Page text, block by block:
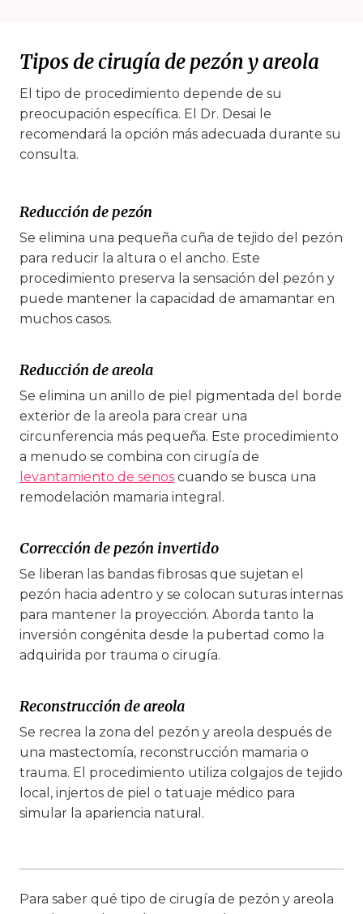
Tipos de cirugía de pezón y areola
El tipo de procedimiento depende de su
preocupación específica. El Dr. Desai le
recomendará la opción más adecuada durante su
consulta.
Reducción de pezón
Se elimina una pequeña cuña de tejido del pezón
para reducir la altura o el ancho. Este
procedimiento preserva la sensación del pezón y
puede mantener la capacidad de amamantar en
muchos casos.
Reducción de areola
Se elimina un anillo de piel pigmentada del borde
exterior de la areola para crear una
circunferencia más pequeña. Este procedimiento
a menudo se combina con cirugía de
levantamiento de senos cuando se busca una
remodelación mamaria integral.
Corrección de pezón invertido
Se liberan las bandas fibrosas que sujetan el
pezón hacia adentro y se colocan suturas internas
para mantener la proyección. Aborda tanto la
inversión congénita desde la pubertad como la
adquirida por trauma o cirugía.
Reconstrucción de areola
Se recrea la zona del pezón y areola después de
una mastectomía, reconstrucción mamaria o
trauma. El procedimiento utiliza colgajos de tejido
local, injertos de piel o tatuaje médico para
simular la apariencia natural.
Para saber qué tipo de cirugía de pezón y areola